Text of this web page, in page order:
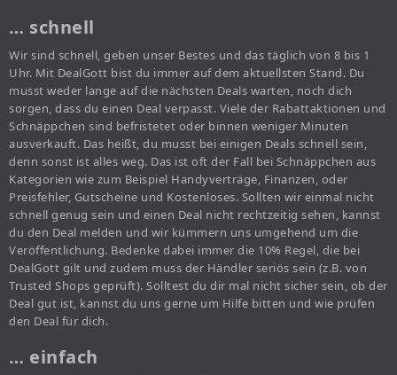
… schnell
Wir sind schnell, geben unser Bestes und das täglich von 8 bis 1
Uhr. Mit DealGott bist du immer auf dem aktuellsten Stand. Du
musst weder lange auf die nächsten Deals warten, noch dich
sorgen, dass du einen Deal verpasst. Viele der Rabattaktionen und
Schnäppchen sind befristetet oder binnen weniger Minuten
ausverkauft. Das heißt, du musst bei einigen Deals schnell sein,
denn sonst ist alles weg. Das ist oft der Fall bei Schnäppchen aus
Kategorien wie zum Beispiel Handyverträge, Finanzen, oder
Preisfehler, Gutscheine und Kostenloses. Sollten wir einmal nicht
schnell genug sein und einen Deal nicht rechtzeitig sehen, kannst
du den Deal melden und wir kümmern uns umgehend um die
Veröffentlichung. Bedenke dabei immer die 10% Regel, die bei
DealGott gilt und zudem muss der Händler seriös sein (z.B. von
Trusted Shops geprüft). Solltest du dir mal nicht sicher sein, ob der
Deal gut ist, kannst du uns gerne um Hilfe bitten und wie prüfen
den Deal für dich.
… einfach